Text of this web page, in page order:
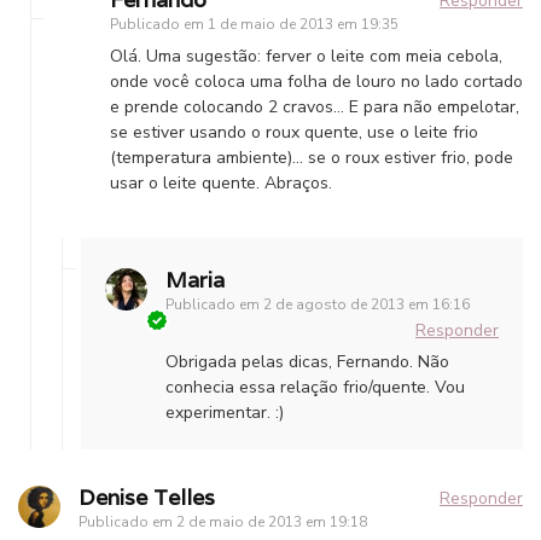
Publicado em 1 de maio de 2013 em 19:35
Olá. Uma sugestão: ferver o leite com meia cebola,
onde você coloca uma folha de louro no lado cortado
e prende colocando 2 cravos… E para não empelotar,
se estiver usando o roux quente, use o leite frio
(temperatura ambiente)… se o roux estiver frio, pode
usar o leite quente. Abraços.
Maria
Publicado em 2 de agosto de 2013 em 16:16
Responder
Obrigada pelas dicas, Fernando. Não
conhecia essa relação frio/quente. Vou
experimentar. :)
Denise Telles
Publicado em 2 de maio de 2013 em 19:18
Responder